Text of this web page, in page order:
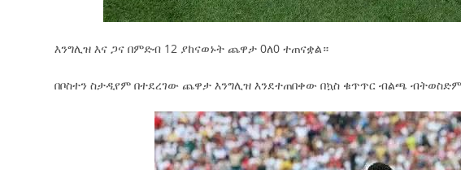
እንግሊዝ እና ጋና በምድብ 12 ያከናወኑት ጨዋታ 0ለ0 ተጠናቋል።
በቦስተን ስታዲየም በተደረገው ጨዋታ እንግሊዝ እንደተጠበቀው በኳስ ቁጥጥር ብልጫ